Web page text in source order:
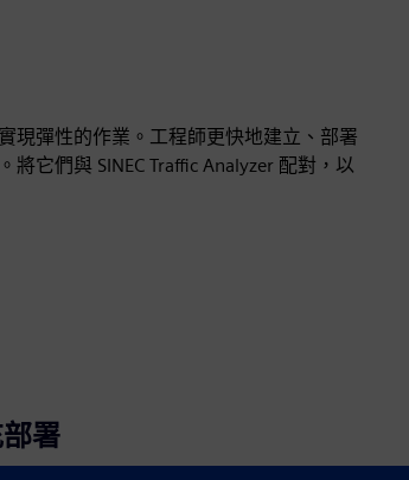
現彈性的作業。工程師更快地建立、部署
它們與 SINEC Traffic Analyzer 配對，以
署